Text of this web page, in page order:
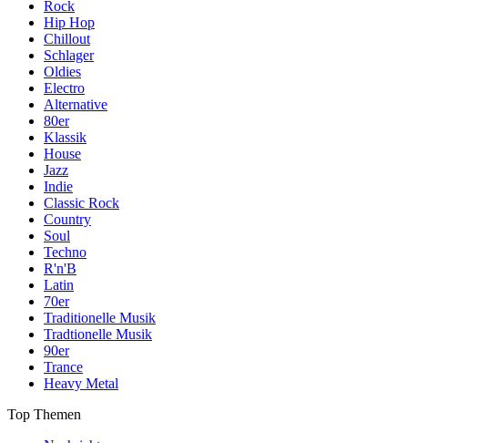
Rock
Hip Hop
Chillout
Schlager
Oldies
Electro
Alternative
80er
Klassik
House
Jazz
Indie
Classic Rock
Country
Soul
Techno
R'n'B
Latin
70er
Traditionelle Musik
Tradtionelle Musik
90er
Trance
Heavy Metal
Top Themen